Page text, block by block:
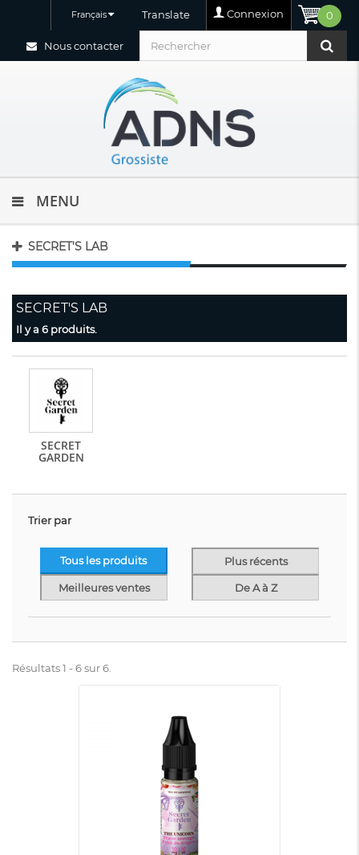
0
Connexion
Translate
Français
Nous contacter
MENU
SECRET'S LAB
SECRET'S LAB
Il y a 6 produits.
SECRET
GARDEN
Trier par
Tous les produits Plus récents
Meilleures ventes De A à Z
Résultats 1 - 6 sur 6.